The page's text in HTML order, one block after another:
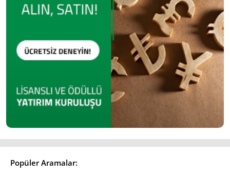
Popüler Aramalar: